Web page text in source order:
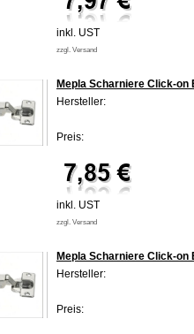
inkl. UST
zzgl. Versand
Mepla Scharniere Click-on
Hersteller:
Preis:
inkl. UST
zzgl. Versand
Mepla Scharniere Click-on
Hersteller:
Preis: